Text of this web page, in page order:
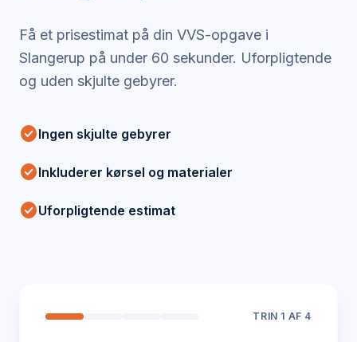
Få et prisestimat på din VVS-opgave i
Slangerup på under 60 sekunder. Uforpligtende
og uden skjulte gebyrer.
check_circleIngen skjulte gebyrer
check_circleInkluderer kørsel og materialer
check_circleUforpligtende estimat
TRIN 1 AF 4